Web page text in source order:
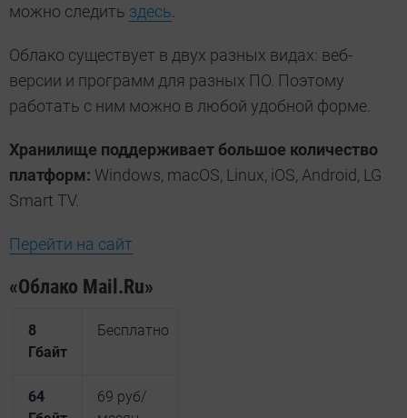
можно следить здесь
Облако существует в двух разных видах: веб-
версии и программ для разных ПО. Поэтому
работать с ним можно в любой удобной форме.
Хранилище поддерживает большое количество
платформ: Windows, macOS, Linux, iOS, Android, LG
Smart TV.
Перейти на сайт
«Облако Mail.Ru»
8
Гбайт
Бесплатно
64
69 руб/